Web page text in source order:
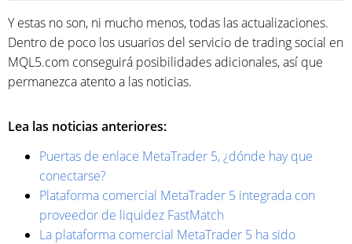
Y estas no son, ni mucho menos, todas las actualizaciones.
Dentro de poco los usuarios del servicio de trading social en
MQL5.com conseguirá posibilidades adicionales, así que
permanezca atento a las noticias.
Lea las noticias anteriores:
Puertas de enlace MetaTrader 5, ¿dónde hay que
conectarse?
Plataforma comercial MetaTrader 5 integrada con
proveedor de liquidez FastMatch
La plataforma comercial MetaTrader 5 ha sido